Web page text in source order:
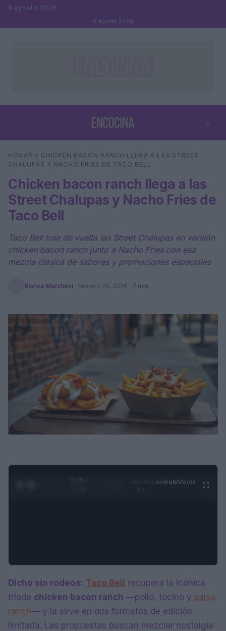
Saltar al contenido
8 agosto 2026
8 agosto 2026
⌕
Buscar ⌕
HOGAR » CHICKEN BACON RANCH LLEGA A LAS STREET
CHALUPAS Y NACHO FRIES DE TACO BELL
Chicken bacon ranch llega a las
Street Chalupas y Nacho Fries de
Taco Bell
Taco Bell trae de vuelta las Street Chalupas en versión
chicken bacon ranch junto a Nacho Fries con esa
mezcla clásica de sabores y promociones especiales
Bianca Marchesi · febrero 20, 2026 · 7 min
0:29 /
AdhubMedia
Dicho sin rodeos: Taco Bell recupera la icónica
tríada chicken bacon ranch —pollo, tocino y salsa
ranch— y la sirve en dos formatos de edición
limitada. Las propuestas buscan mezclar nostalgia